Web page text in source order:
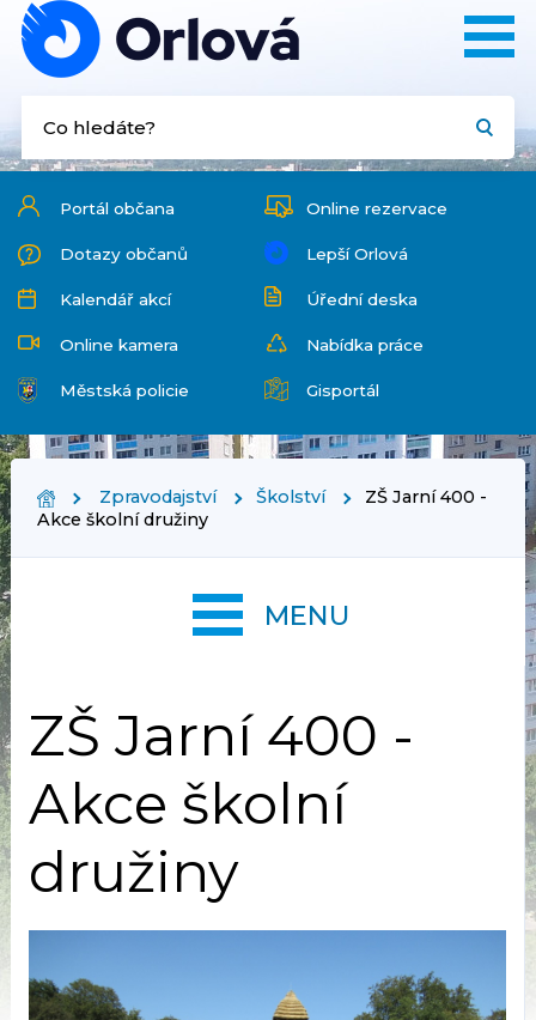
Portál občana Online rezervace
Dotazy občanů Lepší Orlová
Kalendář akcí Úřední deska
Online kamera Nabídka práce
Městská policie Gisportál
Zpravodajství Školství
ZŠ Jarní 400 -
Akce školní družiny
ZŠ Jarní 400 -
Akce školní
družiny
MENU